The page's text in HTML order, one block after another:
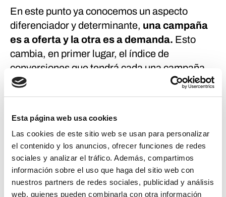
Esta página web usa cookies
Las cookies de este sitio web se usan para personalizar
el contenido y los anuncios, ofrecer funciones de redes
sociales y analizar el tráfico. Además, compartimos
información sobre el uso que haga del sitio web con
nuestros partners de redes sociales, publicidad y análisis
web, quienes pueden combinarla con otra información
En este punto ya conocemos un aspecto
diferenciador y determinante, una campaña
es a oferta y la otra es a demanda. Esto
cambia, en primer lugar, el índice de
conversiones que tendrá cada una campaña.
Aunque siempre dependerá del tipo de
producto, usuario medio alcanzado y
general encontrarásmayor conversión en
Google Ads , ya que el usuario ya está
buscando el producto o servicio que ofertas.
En el caso deFacebook Ads,sin que el
usuario necesariamente busque tu producto o